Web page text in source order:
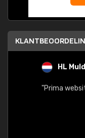
HL
"Prima